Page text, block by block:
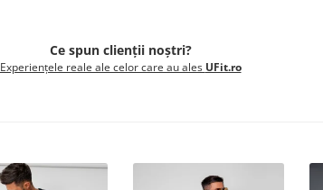
Ce spun clienții noștri?
Experiențele reale ale celor care au ales UFit.ro